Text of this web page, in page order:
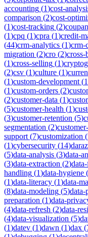
accounting (1)cost-
comparison (2)cost-
(1)cost-tracking (2)
(1)cpq (1)cpra (1)credit-
(44)crm-analytics (1)crm-
migration (2)cro (2)cross-
(1)cross-selling (1)
(2)csv (1)culture (1)
(1)custom-development (1
(1)custom-orders (2)
(2)customer-data (1)
(5)customer-health (1)
(3)customer-retention (5)
segmentation (2)
support (7)customization (
(1)cybersecurity (14)daraz
(5)data-analysis (3)data-
(3)data-extraction (2)
handling (1)data-hygiene (
(1)data-literacy (1)data-
(8)data-modeling (5)data-
preparation (1)data-
(4)data-refresh (2)data-
(4)data-visualization (5)
(1)datev (1)dawn (1)dax (